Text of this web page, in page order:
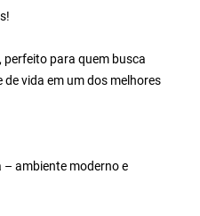
perfeito para quem busca
vida em um dos melhores
– ambiente moderno e